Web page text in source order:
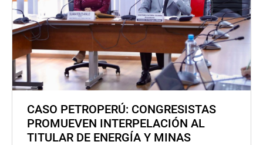
CASO PETROPERÚ: CONGRESISTAS
PROMUEVEN INTERPELACIÓN AL
TITULAR DE ENERGÍA Y MINAS